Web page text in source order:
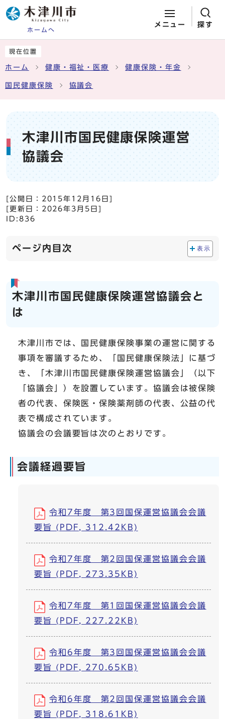
ホームへ
メニュー 探す
現在位置
ホーム 健康・福祉・医療 健康保険・年金
国民健康保険 協議会
木津川市国民健康保険運営
協議会
[公開日： 2015年12月16日
[更新日： 2026年3月5日
ID:836
ページ内目次 表示
木津川市国民健康保険運営協議会と
は
木津川市では、国民健康保険事業の運営に関する
事項を審議するため、「国民健康保険法」に基づ
き、「木津川市国民健康保険運営協議会」（以下
「協議会」）を設置しています。協議会は被保険
者の代表、保険医・保険薬剤師の代表、公益の代
表で構成されています。
協議会の会議要旨は次のとおりです。
会議経過要旨
令和7年度 第3回国保運営協議会会議
要旨 (PDF, 312.42KB)
令和7年度 第2回国保運営協議会会議
要旨 (PDF, 273.35KB)
令和7年度 第1回国保運営協議会会議
要旨 (PDF, 227.22KB)
令和6年度 第3回国保運営協議会会議
要旨 (PDF, 270.65KB)
令和6年度 第2回国保運営協議会会議
要旨 (PDF, 318.61KB)